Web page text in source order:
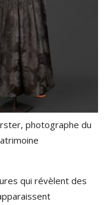
photographe du
qui révèlent des